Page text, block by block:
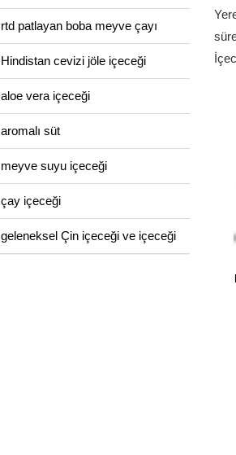
rtd patlayan boba meyve çayı
Hindistan cevizi jöle içeceği
aloe vera içeceği
aromalı süt
meyve suyu içeceği
çay içeceği
geleneksel Çin içeceği ve içeceği